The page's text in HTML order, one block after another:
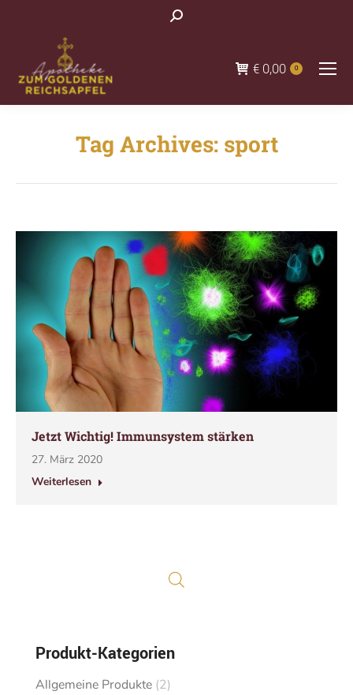
Search:
€ 0,00 0
Tag Archives: sport
Jetzt Wichtig! Immunsystem stärken
27. März 2020
Weiterlesen
Produkt-Kategorien
Allgemeine Produkte (2)